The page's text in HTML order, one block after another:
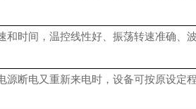
和时间，温控线性好、振荡转速准确、
源断电又重新来电时，设备可按原设定